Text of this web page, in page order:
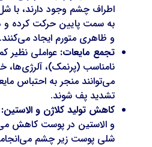
اطراف چشم وجود دارند، با
به سمت پایین حرکت کرده
و ظاهری متورم ایجاد می‌کنند.
تجمع مایعات: عواملی نظیر
نامناسب (پرنمک)،
می‌توانند منجر به احتباس
تشدید پف شوند.
کاهش تولید کلاژن و الاستین:
و الاستین در پوست کاهش
شلی پوست زیر چشم